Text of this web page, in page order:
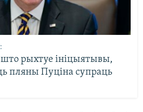
што рыхтуе ініцыятывы,
пляны Пуціна супраць